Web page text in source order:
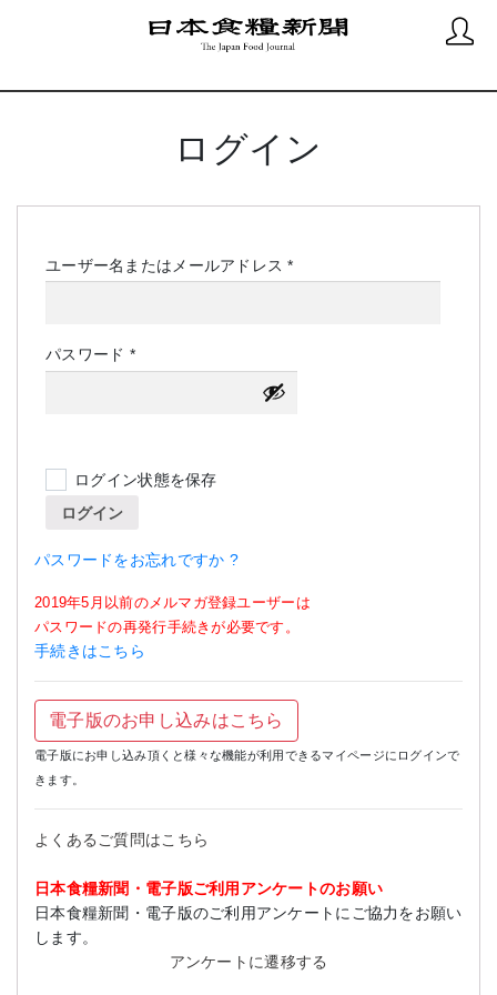
ログイン
ユーザー名またはメールアドレス*必
パスワード *必
須
ログイン状態を保存
ログイン
パスワードをお忘れですか ?
2019年5月以前のメルマガ登録ユーザーは
パスワードの再発行手続きが必要です。
手続きはこちら
電子版のお申し込みはこちら
電子版にお申し込み頂くと様々な機能が利用できるマイページにログインで
きます。
よくあるご質問はこちら
日本食糧新聞・電子版ご利用アンケートのお願い
日本食糧新聞・電子版のご利用アンケートにご協力をお願い
します。
アンケートに遷移する